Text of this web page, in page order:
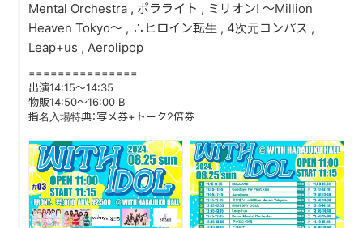
CONTACT
COMPANY
Mental Orchestra , ポラライト , ミリオン! 〜Million
Heaven Tokyo〜 , ∴ヒロイン転生 , 4次元コンパス ,
Leap+us , Aerolipop
===============
出演14:15～14:35
物販14:50～16:00 B
指名入場特典：写メ券+トーク2倍券